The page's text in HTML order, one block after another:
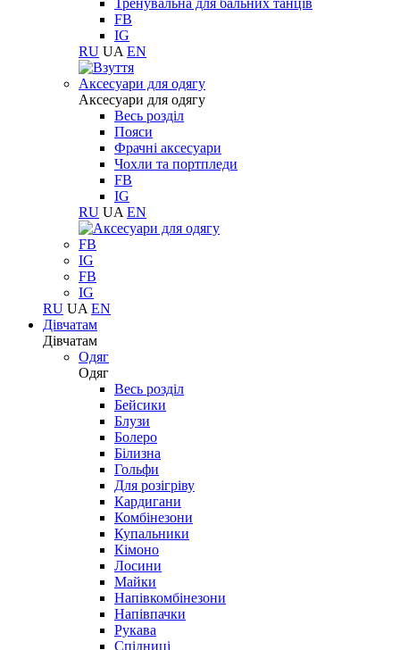
Тренувальна для бальних танців
FB
IG
RU UA EN
Aксесуари для одягу
Aксесуари для одягу
Весь розділ
Пояси
Фрачні аксесуари
Чохли та портпледи
FB
IG
RU UA EN
FB
IG
FB
IG
RU UA EN
Дівчатам
Дівчатам
Одяг
Одяг
Весь розділ
Бейсики
Блузи
Болеро
Білизна
Гольфи
Для розігріву
Кардигани
Комбінезони
Купальники
Кімоно
Лосини
Майки
Напівкомбінезони
Напівпачки
Рукава
Спідниці